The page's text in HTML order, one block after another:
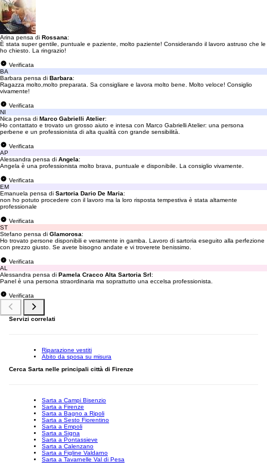
Arina pensa di Rossana:
È stata super gentile, puntuale e paziente, molto paziente! Considerando il lavoro astruso che le
ho chiesto. La ringrazio!
Verificata
BA
Barbara pensa di Barbara:
Ragazza molto,molto preparata. Sa consigliare e lavora molto bene. Molto veloce! Consiglio
vivamente!
Verificata
NI
Nica pensa di Marco Gabrielli Atelier:
Ho contattato e trovato un grosso aiuto e intesa con Marco Gabrielli Atelier: una persona
perbene e un professionista di alta qualità con grande sensibilità.
Verificata
AP
Alessandra pensa di Angela:
Angela è una professionista molto brava, puntuale e disponibile. La consiglio vivamente.
Verificata
EM
Emanuela pensa di Sartoria Dario De Maria:
non ho potuto procedere con il lavoro ma la loro risposta tempestiva è stata altamente
professionale
Verificata
ST
Stefano pensa di Glamorosa:
Ho trovato persone disponibili e veramente in gamba. Lavoro di sartoria eseguito alla perfezione
con prezzo giusto. Se avete bisogno andate e vi troverete benissimo.
Verificata
AL
Alessandra pensa di Pamela Cracco Alta Sartoria Srl:
Panel è una persona straordinaria ma soprattutto una eccelsa professionista.
Verificata
Servizi correlati
Riparazione vestiti
Abito da sposa su misura
Cerca Sarta nelle principali città di Firenze
Sarta a Campi Bisenzio
Sarta a Firenze
Sarta a Bagno a Ripoli
Sarta a Sesto Fiorentino
Sarta a Empoli
Sarta a Signa
Sarta a Pontassieve
Sarta a Calenzano
Sarta a Figline Valdarno
Sarta a Tavarnelle Val di Pesa